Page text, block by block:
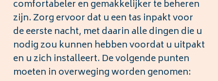
comfortabeler en gemakkelijker te beheren
zijn. Zorg ervoor dat u een tas inpakt voor
de eerste nacht, met daarin alle dingen die u
nodig zou kunnen hebben voordat u uitpakt
en u zich installeert. De volgende punten
moeten in overweging worden genomen: